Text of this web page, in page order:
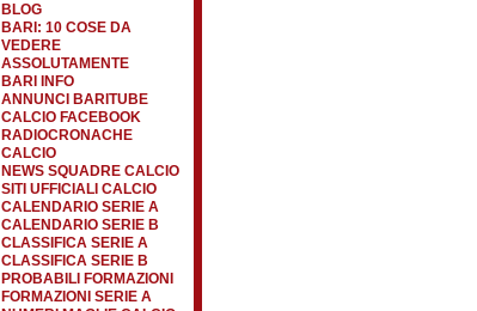
BLOG
BARI: 10 COSE DA
VEDERE
ASSOLUTAMENTE
BARI INFO
ANNUNCI BARITUBE
CALCIO FACEBOOK
RADIOCRONACHE
CALCIO
NEWS SQUADRE CALCIO
SITI UFFICIALI CALCIO
CALENDARIO SERIE A
CALENDARIO SERIE B
CLASSIFICA SERIE A
CLASSIFICA SERIE B
PROBABILI FORMAZIONI
FORMAZIONI SERIE A